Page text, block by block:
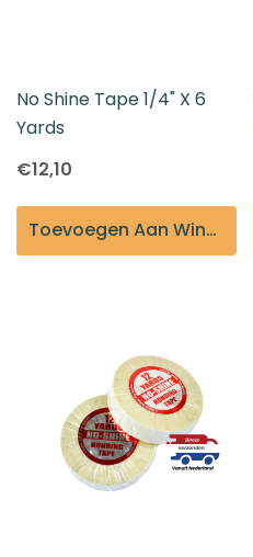
No Shine Tape 1/4" X 6
Yards
€12,10
Toevoegen Aan Winkelmandje